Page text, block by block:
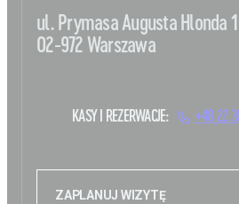
ul. Prymasa Augusta Hlonda 1
02-972 Warszawa
KASY I REZERWACJE: +48 22
ZAPLANUJ WIZYTĘ